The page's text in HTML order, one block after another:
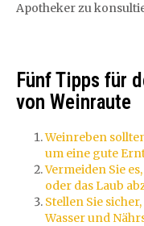
Apotheker zu
Fünf Tipps für
von Weinraute
Weinreben
um eine gute
Vermeiden Sie
oder das Laub
Stellen Sie
Wasser und